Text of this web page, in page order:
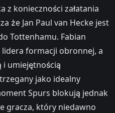
z konieczności załatania
że Jan Paul van Hecke jest
Tottenhamu. Fabian
formacji obronnej, a
i umiejętnością
jako idealny
Spurs blokują jednak
gracza, który niedawno